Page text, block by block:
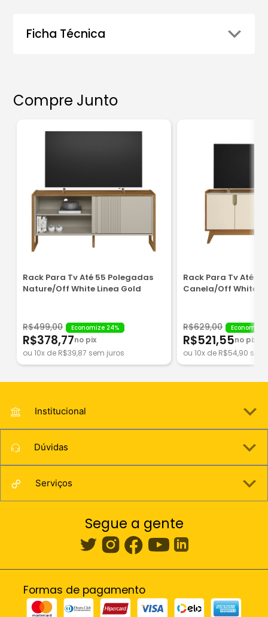
Ficha Técnica
Compre Junto
Rack Para Tv Até 55 Polegadas
Nature/Off White Linea Gold
R$499,00 Economize 24%
R$378,77no pix
ou 10x de R$39,87 sem juros
Rack Para Tv Até
Canela/Off White
R$629,00 Economize
R$521,55no pix
ou 10x de R$54,90
Institucional
Dúvidas
Serviços
Segue a gente
Formas de pagamento